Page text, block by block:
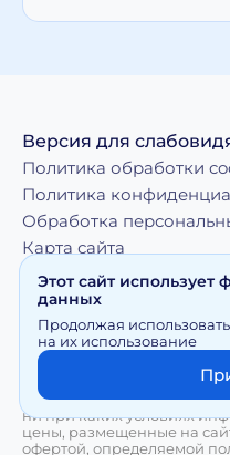
Версия для
Политика обработки
Политика
Обработка
Карта сайта
использование
doktor.org возможно
Правообладателя
Сайт носит
ни при каких условиях
цены, размещенные на
офертой, определяемой
Этот сайт
данных
Продолжая использовать
на их использование